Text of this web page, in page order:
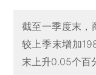
截至一季度末，
较上季末增加
末上升0.05个百